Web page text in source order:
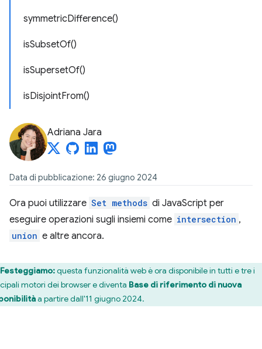
symmetricDifference()
isSubsetOf()
isSupersetOf()
isDisjointFrom()
Adriana Jara
Data di pubblicazione: 26 giugno 2024
Ora puoi utilizzare Set methods di JavaScript per
eseguire operazioni sugli insiemi come intersection ,
union e altre ancora.
Festeggiamo:questa funzionalità web è ora disponibile in tutti e tre i
motori dei browser e diventa Base di riferimento di nuova
a partire dall'11 giugno 2024.